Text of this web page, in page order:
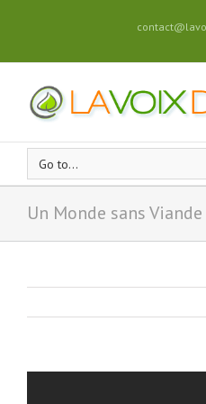
Go to...
Un Monde sans